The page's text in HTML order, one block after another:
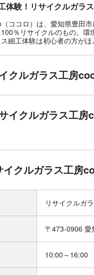
体験！リサイクルガラ
ココロ）は、愛知県豊田
％リサイクルのもの。
細工体験は初心者の方が
クルガラス工房
イクルガラス工
イクルガラス工房
リサイクルガ
〒473-0906 愛
10:00～16:00